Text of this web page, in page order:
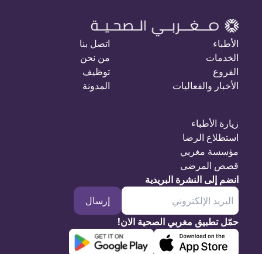
الأطباء
الخدمات
الفروع
الأخبار والفعاليات
اتصل بنا
من نحن
توظيف
المدونة
زيارة الأطباء
استطلاع الرضا
مؤسسة مغربي
قصص المرضى
انضم إلى النشرة البريدية
إرسال
حمّل تطبيق مغربي الصحية الان!